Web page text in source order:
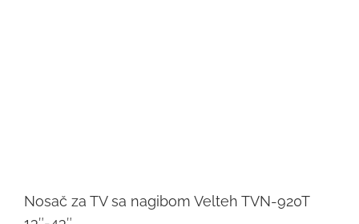
Nosač za TV sa nagibom Velteh TVN-920T